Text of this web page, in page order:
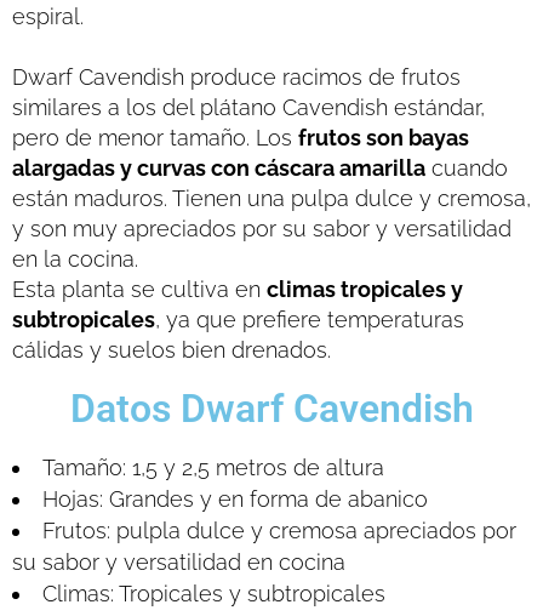
espiral.
Dwarf Cavendish produce racimos de frutos
similares a los del plátano Cavendish estándar,
pero de menor tamaño. Los frutos son bayas
alargadas y curvas con cáscara amarilla cuando
están maduros. Tienen una pulpa dulce y cremosa,
y son muy apreciados por su sabor y versatilidad
en la cocina.
Esta planta se cultiva en climas tropicales y
subtropicales, ya que prefiere temperaturas
cálidas y suelos bien drenados.
Datos Dwarf Cavendish
Tamaño: 1,5 y 2,5 metros de altura
Hojas: Grandes y en forma de abanico
Frutos: pulpla dulce y cremosa apreciados por
su sabor y versatilidad en cocina
Climas: Tropicales y subtropicales